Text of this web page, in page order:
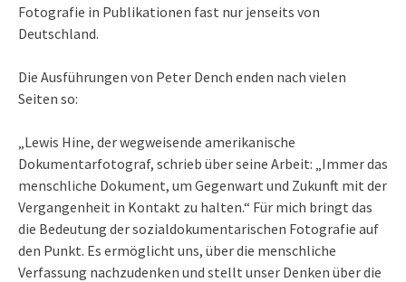
Fotografie in Publikationen fast nur jenseits von
Deutschland.
Die Ausführungen von Peter Dench enden nach vielen
Seiten so:
„Lewis Hine, der wegweisende amerikanische
Dokumentarfotograf, schrieb über seine Arbeit: „Immer das
menschliche Dokument, um Gegenwart und Zukunft mit der
Vergangenheit in Kontakt zu halten.“ Für mich bringt das
die Bedeutung der sozialdokumentarischen Fotografie auf
den Punkt. Es ermöglicht uns, über die menschliche
Verfassung nachzudenken und stellt unser Denken über die